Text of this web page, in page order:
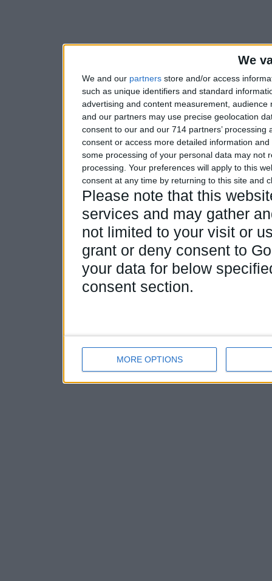
We
We and our partners store and/or access
such as unique identifiers and standard
advertising and content measurement,
and our partners may use precise geolocation
consent to our and our 714 partners’
consent or access more detailed information
some processing of your personal data may not
processing. Your preferences will apply to this
consent at any time by returning to this site and
Please note that this
services and may gather
not limited to your visit or
grant or deny consent to
your data for below
consent section.
MORE OPTIONS